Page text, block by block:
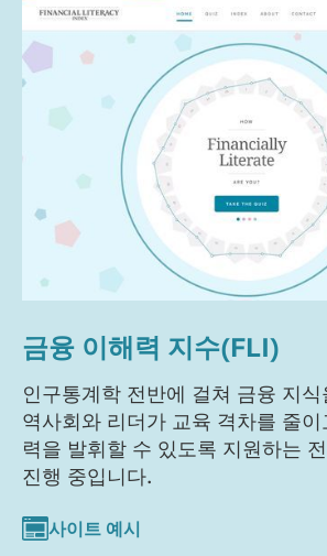
금융 이해력 지수(FLI)
인구통계학 전반에 걸쳐 금융 지
역사회와 리더가 교육 격차를 줄
력을 발휘할 수 있도록 지원하는
진행 중입니다.
사이트 예시